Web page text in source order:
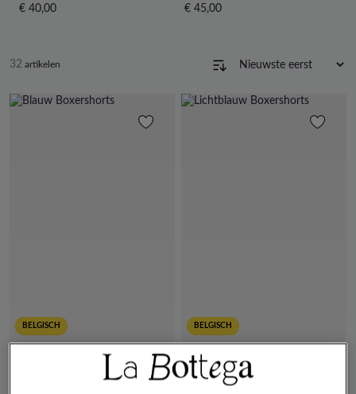
€ 40,00 € 45,00
32 artikelen
BELGISCH BELGISCH
Sixtines
Lichtblauw Boxershorts